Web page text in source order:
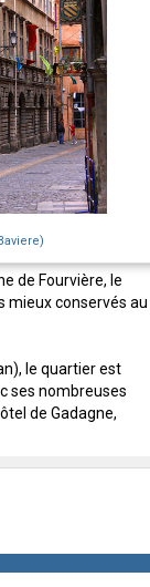
de Fourvière, le
mieux conservés au
le quartier est
ses nombreuses
de Gadagne,